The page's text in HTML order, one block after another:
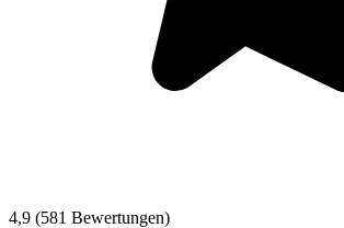
4,9 (581 Bewertungen)